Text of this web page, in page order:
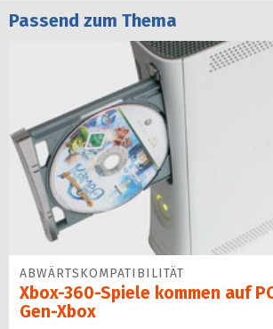
Passend zum Thema
ABWÄRTSKOMPATIBILITÄT
Xbox-360-Spiele kommen auf
Gen-Xbox